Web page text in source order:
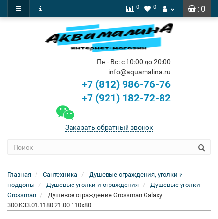
: 0
0 0
Пн - Вс: с 10:00 до 20:00
info@aquamalina.ru
+7 (812) 986-76-76
+7 (921) 182-72-82
Заказать обратный звонок
Главная Сантехника
Душевые ограждения, уголки и
поддоны
Душевые уголки и ограждения
Душевые уголки
Grossman
Душевое ограждение Grossman Galaxy
300.K33.01.1180.21.00 110x80